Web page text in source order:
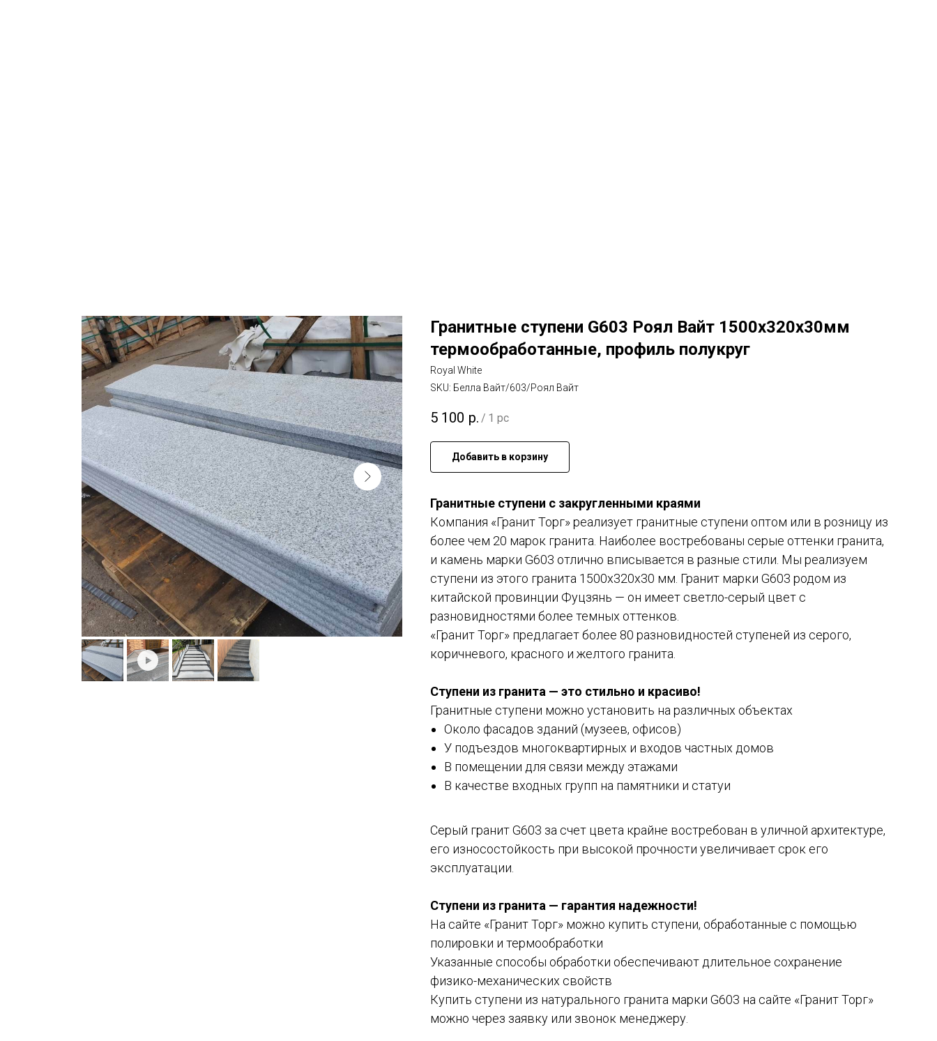
Гранитные ступени G603 Роял Вайт 1500х320х30мм
термообработанные, профиль полукруг
Royal White
SKU: Белла Вайт/603/Роял Вайт
5 100 р. / 1 pc
Добавить в корзину
Гранитные ступени с закругленными краями
Компания «Гранит Торг» реализует гранитные ступени оптом или в розницу из
более чем 20 марок гранита. Наиболее востребованы серые оттенки гранита,
и камень марки G603 отлично вписывается в разные стили. Мы реализуем
ступени из этого гранита 1500х320х30 мм. Гранит марки G603 родом из
китайской провинции Фуцзянь — он имеет светло-серый цвет с
разновидностями более темных оттенков.
«Гранит Торг» предлагает более 80 разновидностей ступеней из серого,
коричневого, красного и желтого гранита.
Ступени из гранита — это стильно и красиво!
Гранитные ступени можно установить на различных объектах
Около фасадов зданий (музеев, офисов)
У подъездов многоквартирных и входов частных домов
В помещении для связи между этажами
В качестве входных групп на памятники и статуи
Серый гранит G603 за счет цвета крайне востребован в уличной архитектуре,
его износостойкость при высокой прочности увеличивает срок его
эксплуатации.
Ступени из гранита — гарантия надежности!
На сайте «Гранит Торг» можно купить ступени, обработанные с помощью
полировки и термообработки
Указанные способы обработки обеспечивают длительное сохранение
физико-механических свойств
Купить ступени из натурального гранита марки G603 на сайте «Гранит Торг»
можно через заявку или звонок менеджеру.